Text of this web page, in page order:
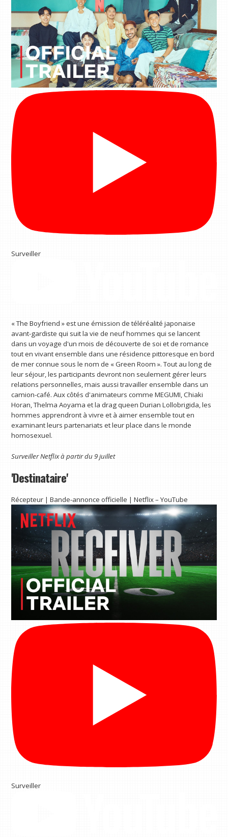
Surveiller
« The Boyfriend » est une émission de téléréalité japonaise
avant-gardiste qui suit la vie de neuf hommes qui se lancent
dans un voyage d'un mois de découverte de soi et de romance
tout en vivant ensemble dans une résidence pittoresque en bord
de mer connue sous le nom de « Green Room ». Tout au long de
leur séjour, les participants devront non seulement gérer leurs
relations personnelles, mais aussi travailler ensemble dans un
camion-café. Aux côtés d'animateurs comme MEGUMI, Chiaki
Horan, Thelma Aoyama et la drag queen Durian Lollobrigida, les
hommes apprendront à vivre et à aimer ensemble tout en
examinant leurs partenariats et leur place dans le monde
homosexuel.
SurveillerNetflixà partir du 9 juillet
'Destinataire'
Récepteur | Bande-annonce officielle | Netflix – YouTube
Surveiller